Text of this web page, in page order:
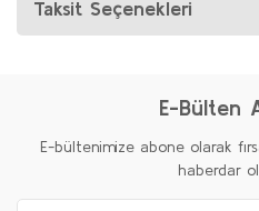
Taksit Seçenekleri
E-Bülten
E-bültenimize abone olarak
haberdar